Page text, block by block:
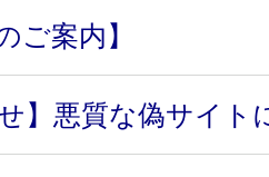
ご案内】
】悪質な偽サイト